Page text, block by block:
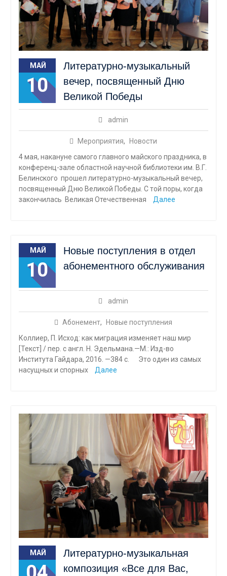
МАЙ
10
Литературно-музыкальный
вечер, посвященный Дню
Великой Победы
admin
Мероприятия,
Новости
4 мая, накануне самого главного майского праздника, в
конференц-зале областной научной библиотеки им. В.Г.
Белинского прошел литературно-музыкальный вечер,
посвященный Дню Великой Победы. С той поры, когда
закончилась Великая Отечественная
Далее
МАЙ
10
Новые поступления в отдел
абонементного обслуживания
admin
Абонемент,
Новые поступления
Коллиер, П. Исход: как миграция изменяет наш мир
[Текст] / пер. с англ. Н. Эдельмана.—М.: Изд-во
Института Гайдара, 2016. —384 с. Это один из самых
насущных и спорных
Далее
МАЙ
Литературно-музыкальная
композиция «Все для Вас,